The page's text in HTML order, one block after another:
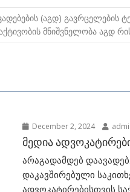
(აგდ) გავრცელების
მნიშვნელობა აგდ
December 2, 2024
მედია
არაგადამდებ
დაკავშირებული
ადვოკატირებისთვის